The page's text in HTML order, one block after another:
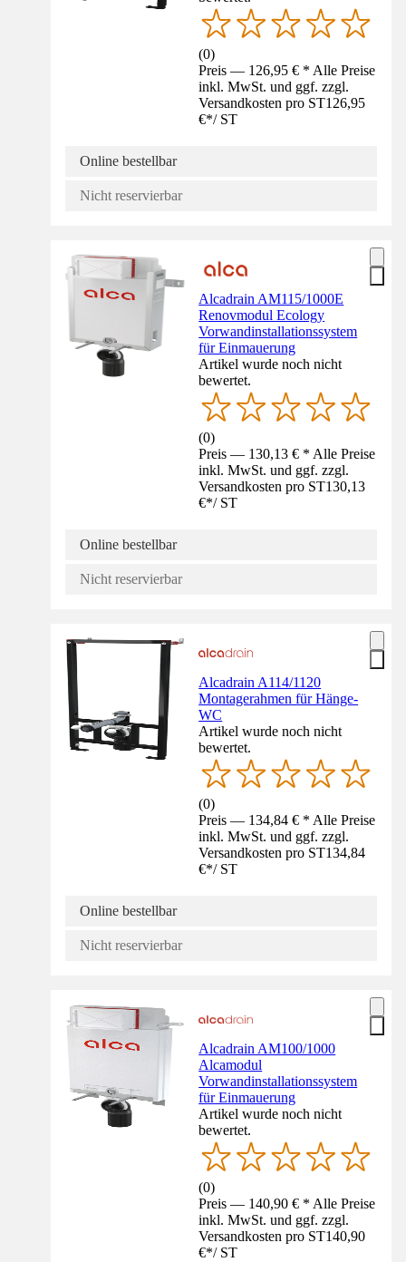
(0)
Preis — 126,95 € * Alle Preise
inkl. MwSt. und ggf. zzgl.
Versandkosten pro ST126,95
€*/ ST
Online bestellbar
Nicht reservierbar
Alcadrain AM115/1000E
Renovmodul Ecology
Vorwandinstallationssystem
für Einmauerung
Artikel wurde noch nicht
bewertet.
(0)
Preis — 130,13 € * Alle Preise
inkl. MwSt. und ggf. zzgl.
Versandkosten pro ST130,13
€*/ ST
Online bestellbar
Nicht reservierbar
Alcadrain A114/1120
Montagerahmen für Hänge-
WC
Artikel wurde noch nicht
bewertet.
(0)
Preis — 134,84 € * Alle Preise
inkl. MwSt. und ggf. zzgl.
Versandkosten pro ST134,84
€*/ ST
Online bestellbar
Nicht reservierbar
Alcadrain AM100/1000
Alcamodul
Vorwandinstallationssystem
für Einmauerung
Artikel wurde noch nicht
bewertet.
(0)
Preis — 140,90 € * Alle Preise
inkl. MwSt. und ggf. zzgl.
Versandkosten pro ST140,90
€*/ ST